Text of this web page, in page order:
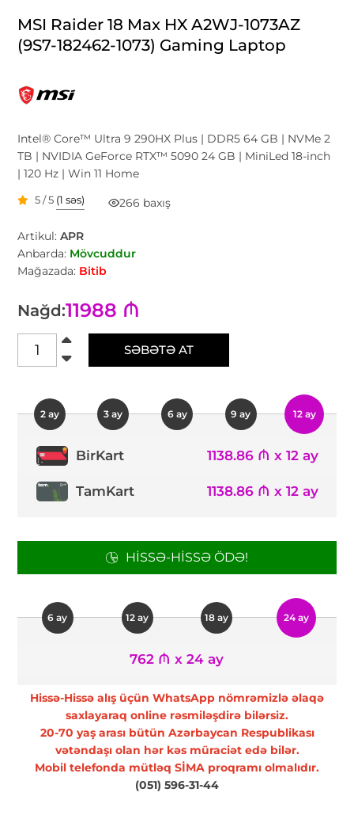
MSI Raider 18 Max HX A2WJ-1073AZ
(9S7-182462-1073) Gaming Laptop
Intel® Core™ Ultra 9 290HX Plus | DDR5 64 GB | NVMe 2
TB | NVIDIA GeForce RTX™ 5090 24 GB | MiniLed 18-inch
| 120 Hz | Win 11 Home
5 / 5 (1 səs) 266 baxış
Artikul:APR
Anbarda: Mövcuddur
Mağazada: Bitib
Nağd:11988 ₼
SƏBƏTƏ AT
2 ay 3 ay 6 ay 9 ay 12 ay
BirKart 1138.86 ₼ x 12 ay
TamKart 1138.86 ₼ x 12 ay
HISSƏ-HISSƏ ÖDƏ!
6 ay 12 ay 18 ay 24 ay
762 ₼ x 24 ay
Hissə-Hissə alış üçün WhatsApp nömrəmizlə əlaqə
saxlayaraq online rəsmiləşdirə bilərsiz.
20-70 yaş arası bütün Azərbaycan Respublikası
vətəndaşı olan hər kəs müraciət edə bilər.
Mobil telefonda mütləq SİMA proqramı olmalıdır.
(051) 596-31-44